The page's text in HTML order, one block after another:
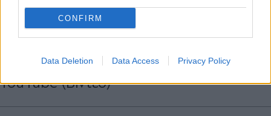
CONFIRM
Data Deletion Data Access Privacy Policy
LIFESTYLE 24.06.2025 00:22
ΓΙΑΝΝΗΣ ΞΥΝΟΠΟΥΛΟΣ
Μου": Η νέα επιτυχία που σάρωσε στο
YouTube (Βίντεο)